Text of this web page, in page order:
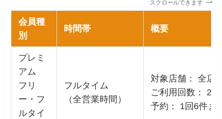
スクロールできます
会員種
別
時間帯 概要
プレミ
アム
フリ
ー・フ
ルタイ
フルタイム
（全営業時間）
対象店舗： 全店
ご利用回数： 2
予約： 1回6件ま